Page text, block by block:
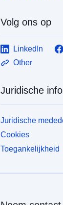
Volg ons op
LinkedIn
Other
Juridische
Juridische
Cookies
Toegankelijkheid